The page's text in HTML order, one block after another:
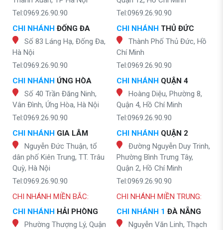
Tel:0969.26.90.90
CHI NHÁNH ĐỐNG ĐA
Số 83 Láng Hạ, Đống Đa,
Hà Nội
Tel:0969.26.90.90
CHI NHÁNH ỨNG HÒA
Số 40 Trần Đăng Ninh,
Vân Đình, Ứng Hòa, Hà Nội
Tel:0969.26.90.90
CHI NHÁNH GIA LÂM
Nguyễn Đức Thuận, tổ
dân phố Kiên Trung, TT. Trâu
Quỳ, Hà Nội
Tel:0969.26.90.90
Tel:0969.26.90.90
CHI NHÁNH THỦ ĐỨC
Thành Phố Thủ Đức, Hồ
Chí Minh
Tel:0969.26.90.90
CHI NHÁNH QUẬN 4
Hoàng Diệu, Phường 8,
Quận 4, Hồ Chí Minh
Tel:0969.26.90.90
CHI NHÁNH QUẬN 2
Đường Nguyễn Duy Trinh,
Phường Bình Trưng Tây,
Quận 2, Hồ Chí Minh
Tel:0969.26.90.90
CHI NHÁNH MIỀN BẮC:
CHI NHÁNH HẢI PHÒNG
Phường Thượng Lý, Quận
CHI NHÁNH MIỀN TRUNG:
CHI NHÁNH 1 ĐÀ NẴNG
Nguyễn Văn Linh, Thạch